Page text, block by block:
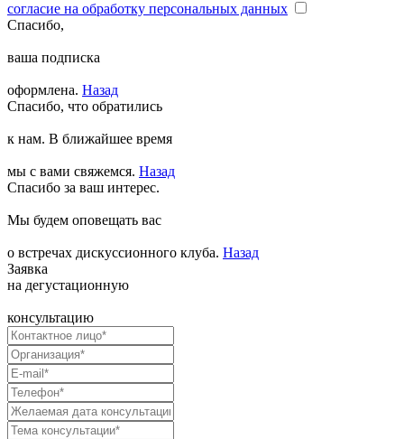
согласие на обработку персональных данных
Спасибо,
ваша подписка
оформлена. Назад
Спасибо, что обратились
к нам. В ближайшее время
мы с вами свяжемся. Назад
Спасибо за ваш интерес.
Мы будем оповещать вас
о встречах дискуссионного клуба. Назад
Заявка
на дегустационную
консультацию